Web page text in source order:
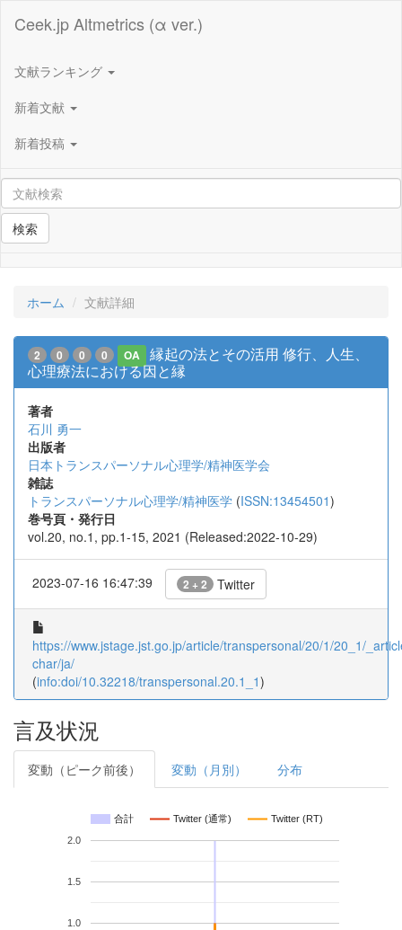
Ceek.jp Altmetrics (α ver.)
文献ランキング
新着文献
新着投稿
検索
ホーム 文献詳細
2 0 0 0 OA
縁起の法とその活用 修行、人生、
心理療法における因と縁
著者
石川 勇一
出版者
日本トランスパーソナル心理学/精神医学会
雑誌
トランスパーソナル心理学/精神医学 (ISSN:13454501)
巻号頁・発行日
vol.20, no.1, pp.1-15, 2021 (Released:2022-10-29)
2023-07-16 16:47:39 2 + 2 Twitter
https://www.jstage.jst.go.jp/article/transpersonal/20/1/20_1/
char/ja/
(info:doi/10.32218/transpersonal.20.1_1)
言及状況
変動（ピーク前後） 変動（月別） 分布
合計 Twitter (通常) Twitter (RT)
1.0
1.5
2.0